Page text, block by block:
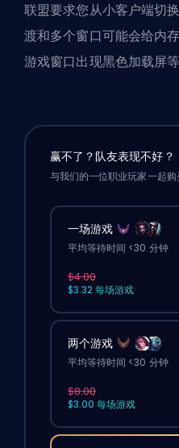
联盟要求您从小客户端切
渡和多个窗口可能会给内
游戏窗口出现黑色加载屏等
赢不了？队友表现不好？
与我们的一位职业玩家一起购
一场游戏
平均等待时间 <30 分钟
$4.00
$3.32 每场游戏
两个游戏
平均等待时间 <30 分钟
$8.00
$3.00 每场游戏